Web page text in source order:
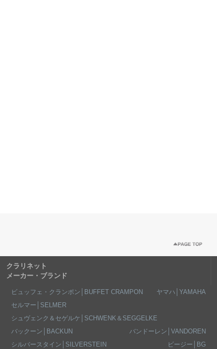
クラリネット
メーカー・ブランド
ビュッフェ・クランポン│BUFFET CRAMPON
ヤマハ│YAMAHA
セルマー│SELMER
シュヴェンク＆セゲルケ│SCHWENK＆SEGGELKE
バックーン│BACKUN
バンドーレン│VANDOREN
シルバースタイン│SILVERSTEIN
ビージー│BG